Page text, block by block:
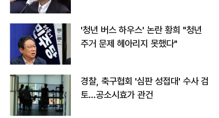
'청년 버스 하우스' 논란 황희 "청년
주거 문제 헤아리지 못했다"
경찰, 축구협회 '심판 성접대' 수사 검
토…공소시효가 관건